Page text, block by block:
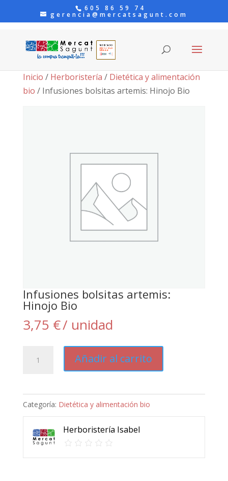
605 86 59 74
gerencia@mercatsagunt.com
Inicio / Herboristería / Dietética y alimentación
bio / Infusiones bolsitas artemis: Hinojo Bio
Infusiones bolsitas artemis:
Hinojo Bio
3,75 €/ unidad
bolsitas
Hinojo
Bio
Añadir al carrito
Categoría: Dietética y alimentación bio
Herboristería Isabel